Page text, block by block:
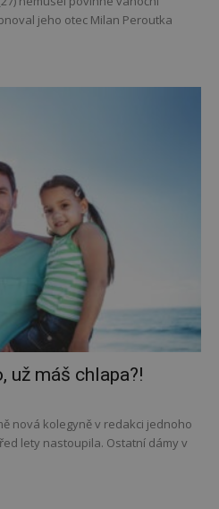
jeho otec Milan Peroutka
už máš chlapa?!
nová kolegyně v redakci jednoho
lety nastoupila. Ostatní dámy v